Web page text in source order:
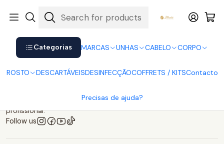
Categorias MARCAS UNHAS CABELO CORPO
ROSTO DESCARTÁVEISDESINFECÇÃOCOFFRETS / KITSContacto
Precisas de ajuda?
Shop now. Pay later with Klarna.
Loja física e online de cosméticos, artigos e mobiliário
profissional.
Follow us